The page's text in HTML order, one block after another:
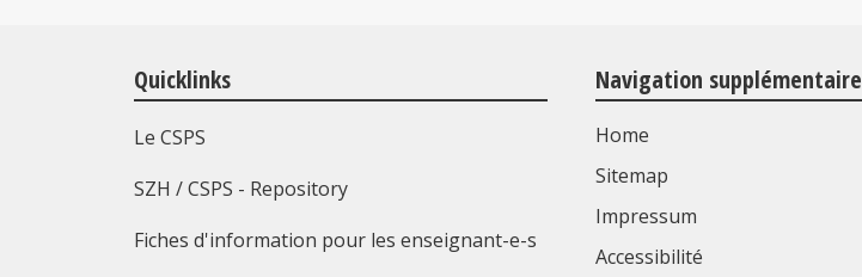
Quicklinks
Le CSPS
SZH / CSPS - Repository
Fiches d'information pour les enseignant-e-s
Navigation supplémentaire
Home
Sitemap
Impressum
Accessibilité